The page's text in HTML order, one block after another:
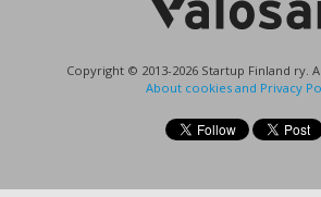
Copyright © 2013-2026 Startup Finland ry.
About cookies and Privacy